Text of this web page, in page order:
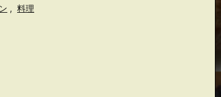
, 料理